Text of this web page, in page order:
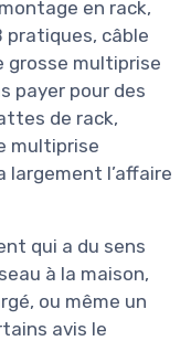
en rack,
pratiques, câble
grosse multiprise
payer pour des
de rack,
multiprise
l’affaire
qui a du sens
à la maison,
ou même un
avis le